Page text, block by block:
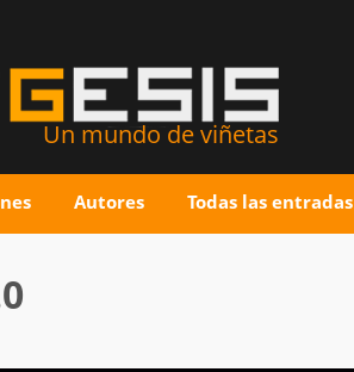
Un mundo de viñetas
Autores Todas las entradas